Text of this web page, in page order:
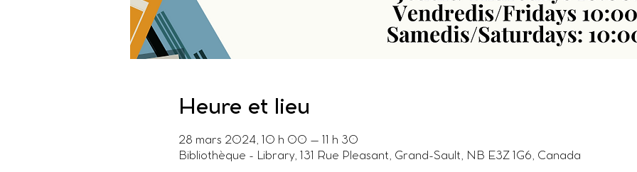
Heure et lieu
28 mars 2024, 10 h 00 – 11 h 30
Bibliothèque - Library, 131 Rue Pleasant, Grand-Sault, NB E3Z 1G6, Canada